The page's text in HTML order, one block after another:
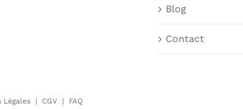
Blog
Contact
Légales | CGV | FAQ